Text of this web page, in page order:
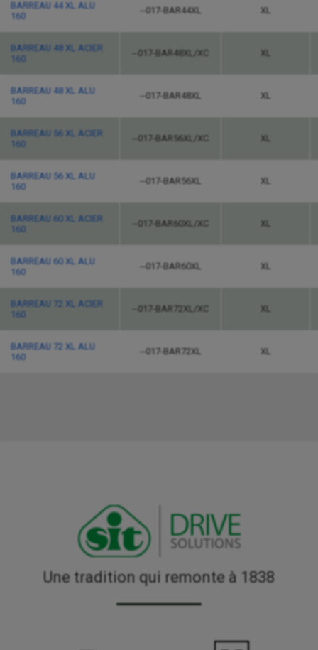
BARREAU 44 XL ALU
160
--017-BAR44XL XL
BARREAU 48 XL ACIER
160
--017-BAR48XL/XC XL
BARREAU 48 XL ALU
160
--017-BAR48XL XL
BARREAU 56 XL ACIER
160
--017-BAR56XL/XC XL
BARREAU 56 XL ALU
160
--017-BAR56XL XL
BARREAU 60 XL ACIER
160
--017-BAR60XL/XC XL
BARREAU 60 XL ALU
160
--017-BAR60XL XL
BARREAU 72 XL ACIER
160
--017-BAR72XL/XC XL
BARREAU 72 XL ALU
160
--017-BAR72XL XL
Une tradition qui remonte à 1838